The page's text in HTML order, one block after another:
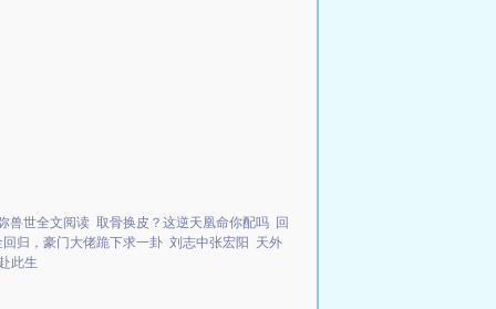
兽世全文阅读 取骨换皮？这逆天凰命你配吗 回
回归，豪门大佬跪下求一卦 刘志中张宏阳
天外
此生